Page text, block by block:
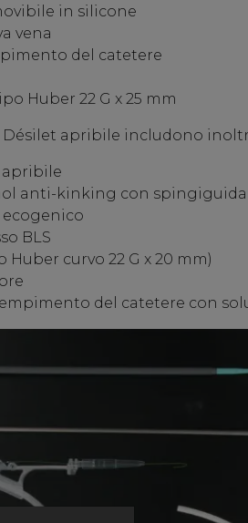
in silicone
vena
del catetere
Huber 22 G x 25 mm
Désilet apribile includono
apribile
anti-kinking con
ecogenico
BLS
Huber curvo 22 G x 20 mm)
del catetere con